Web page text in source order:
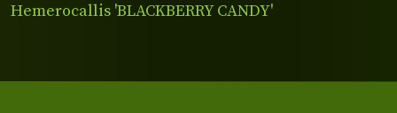
Hemerocallis 'BLACKBERRY CANDY'